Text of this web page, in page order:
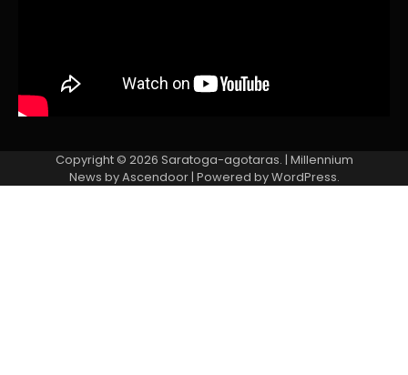
Copyright © 2026 Saratoga-agotaras. | Millennium
News byAscendoor| Powered byWordPress.